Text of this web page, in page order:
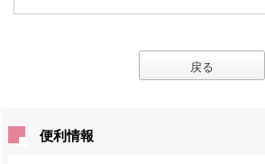
戻る
便利情報